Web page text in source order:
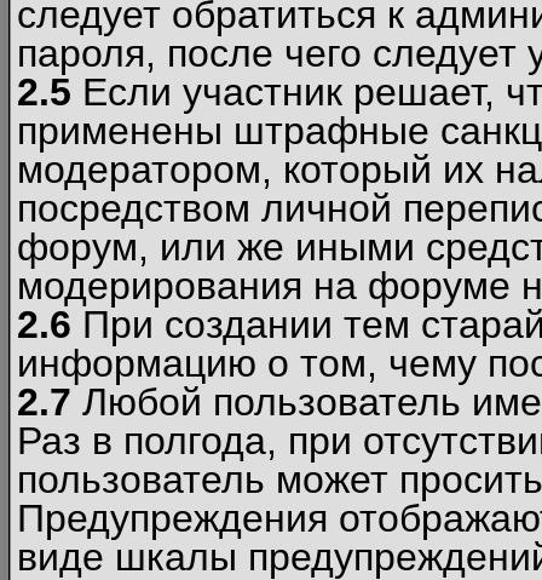
следует обратиться к
пароля, после чего следует
2.5 Если участник решает,
применены штрафные
модератором, который их
посредством личной
форум, или же иными
модерирования на форуме
2.6 При создании тем
информацию о том, чему
2.7 Любой пользователь
Раз в полгода, при
пользователь может
Предупреждения
виде шкалы